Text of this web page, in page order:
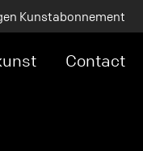
Kunstabonnement
Contact